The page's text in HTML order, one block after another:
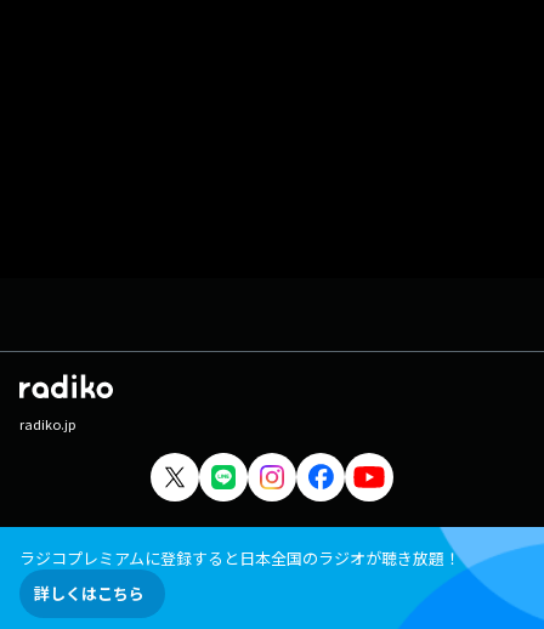
radiko.jp
ラジコプレミアムに登録すると日本全国のラジオが聴き放題！
詳しくはこちら